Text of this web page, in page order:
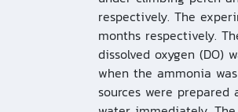
respectively. The
months respectively.
dissolved oxygen (DO)
when the ammonia
sources were